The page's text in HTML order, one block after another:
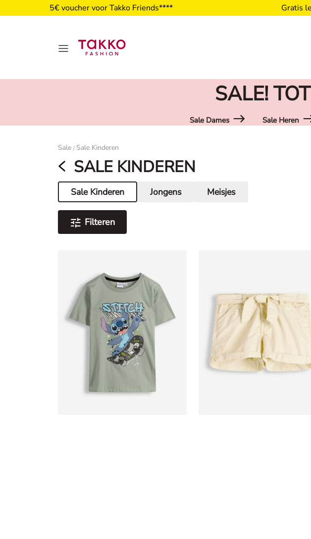
5€ voucher voor Takko Friends**** Gratis
SALE!
Sale Dames Sale Heren
Sale / Sale Kinderen
SALE KINDEREN
Sale Kinderen
Huidige pagina Jongens Meisjes
Filteren